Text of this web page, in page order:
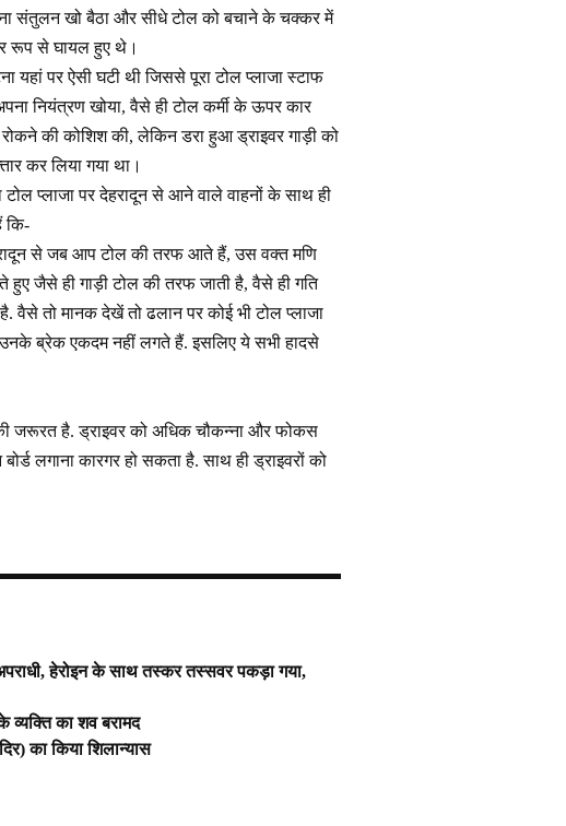
संतुलन खो बैठा और सीधे टोल को बचाने के चक्कर में
रूप से घायल हुए थे।
यहां पर ऐसी घटी थी जिससे पूरा टोल प्लाजा स्टाफ
नियंत्रण खोया, वैसे ही टोल कर्मी के ऊपर कार
की कोशिश की, लेकिन डरा हुआ ड्राइवर गाड़ी को
कर लिया गया था।
प्लाजा पर देहरादून से आने वाले वाहनों के साथ ही
कि-
से जब आप टोल की तरफ आते हैं, उस वक्त मणि
हुए जैसे ही गाड़ी टोल की तरफ जाती है, वैसे ही गति
तो मानक देखें तो ढलान पर कोई भी टोल प्लाजा
उनके ब्रेक एकदम नहीं लगते हैं. इसलिए ये सभी हादसे
जरूरत है. ड्राइवर को अधिक चौकन्ना और फोकस
लगाना कारगर हो सकता है. साथ ही ड्राइवरों को
हेरोइन के साथ तस्कर तस्सवर पकड़ा गया,
व्यक्ति का शव बरामद
का किया शिलान्यास